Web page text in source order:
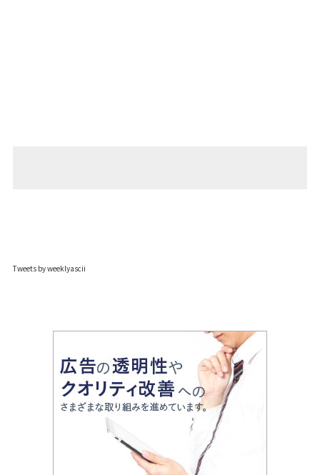
Tweets by weeklyascii